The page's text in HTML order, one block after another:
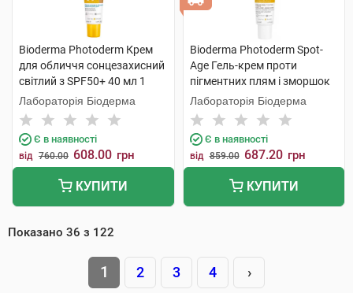
Bioderma Photoderm Крем
для обличчя сонцезахисний
світлий з SPF50+ 40 мл 1
туба
Лабораторія Біодерма
Є в наявності
від 760.00 608.00 грн
КУПИТИ
Bioderma Photoderm Spot-
Age Гель-крем проти
пігментних плям і зморшок
SPF50+ 40 мл 1 туба
Лабораторія Біодерма
Є в наявності
від 859.00 687.20 грн
КУПИТИ
Показано 36 з 122
1 2 3 4 ›